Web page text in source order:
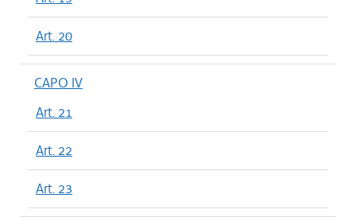
Art. 20
CAPO IV
Art. 21
Art. 22
Art. 23